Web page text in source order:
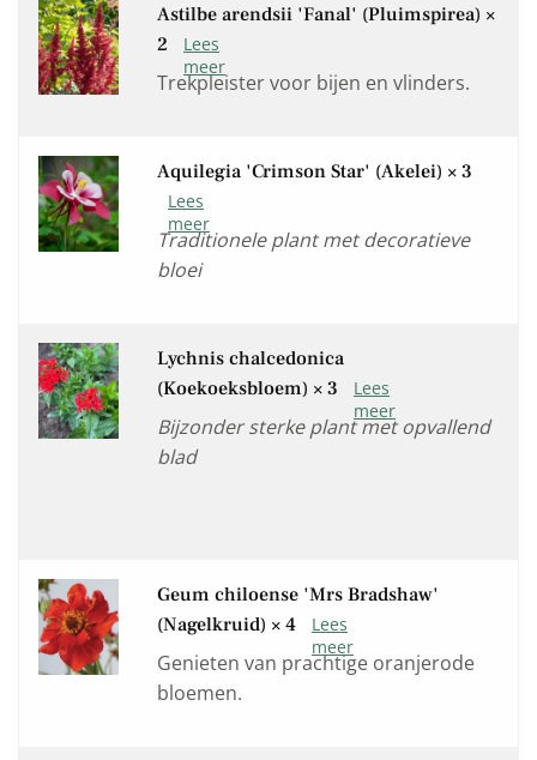
Astilbe arendsii 'Fanal' (Pluimspirea) ×
2
Trekpleister voor bijen en vlinders.
Aquilegia 'Crimson Star' (Akelei) × 3
Traditionele plant met decoratieve
bloei
Lychnis chalcedonica
(Koekoeksbloem) × 3
Bijzonder sterke plant met opvallend
blad
Geum chiloense 'Mrs Bradshaw'
(Nagelkruid) × 4
Genieten van prachtige oranjerode
bloemen.